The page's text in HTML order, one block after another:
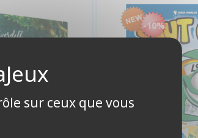
-10%
sur ceux que vous